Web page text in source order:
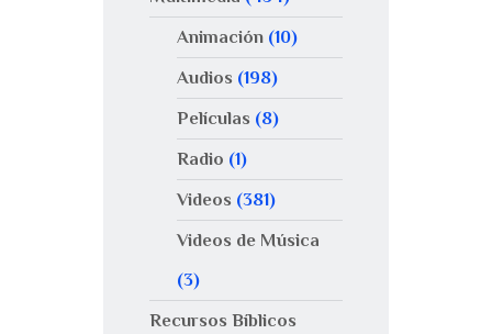
Animación(10)
Audios (198)
Películas (8)
Radio (1)
Videos (381)
Videos de Música
(3)
Recursos Bíblicos